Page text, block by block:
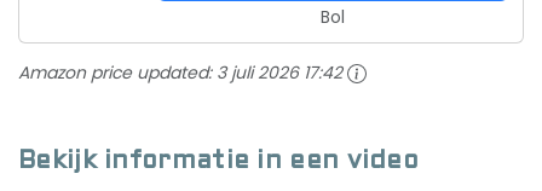
Bol
Amazon price updated: 3 juli 2026 17:42
Bekijk informatie in een video